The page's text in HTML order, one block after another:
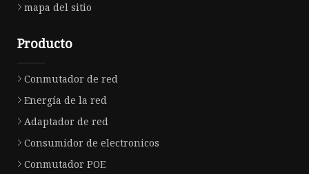
mapa del sitio
Producto
Conmutador de red
Energía de la red
Adaptador de red
Consumidor de electronicos
Conmutador POE